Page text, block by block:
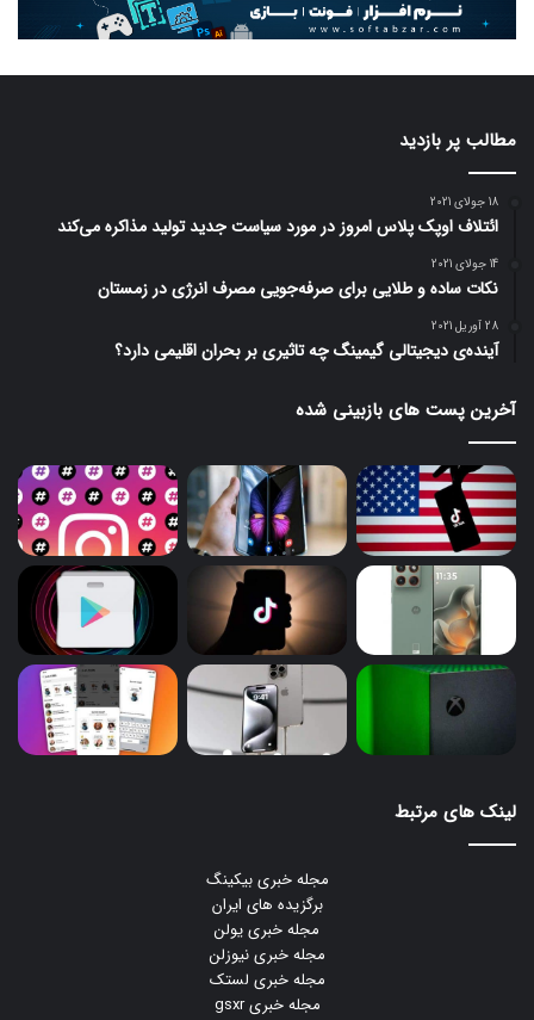
مطالب پر بازدید
18 جولای 2021
ائتلاف اوپک پلاس امروز در مورد سیاست جدید تولید مذاکره می‌کند
14 جولای 2021
نکات ساده و طلایی برای صرفه‌جویی مصرف انرژی در زمستان
28 آوریل 2021
آینده‌ی دیجیتالی گیمینگ چه تاثیری بر بحران اقلیمی دارد؟
آخرین پست های بازبینی شده
لینک های مرتبط
مجله خبری بیکینگ
برگزیده های ایران
مجله خبری یولن
مجله خبری نیوزلن
مجله خبری لستک
مجله خبری gsxr